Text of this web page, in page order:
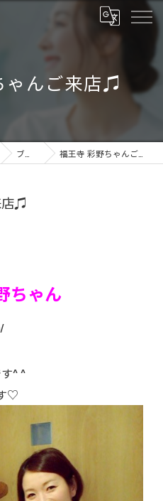
ゃんご来店♫
ブログ 福王寺 彩野ちゃんご来店♫
店♫
ちゃん
^ ^
♡